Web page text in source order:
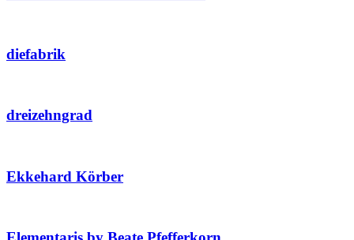
diefabrik
dreizehngrad
Ekkehard Körber